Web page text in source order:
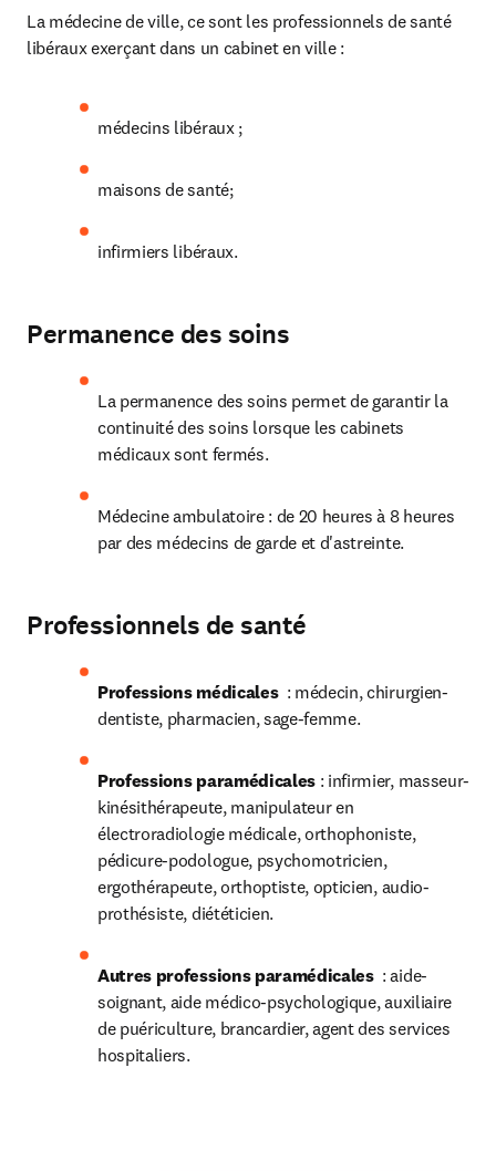
La médecine de ville, ce sont les professionnels de santé
libéraux exerçant dans un cabinet en ville :
médecins libéraux ;
maisons de santé;
infirmiers libéraux.
Permanence des soins
La permanence des soins permet de garantir la
continuité des soins lorsque les cabinets
médicaux sont fermés.
Médecine ambulatoire : de 20 heures à 8 heures
par des médecins de garde et d'astreinte.
Professionnels de santé
Professions médicales : médecin, chirurgien-
dentiste, pharmacien, sage-femme.
Professions paramédicales : infirmier, masseur-
kinésithérapeute, manipulateur en
électroradiologie médicale, orthophoniste,
pédicure-podologue, psychomotricien,
ergothérapeute, orthoptiste, opticien, audio-
prothésiste, diététicien.
Autres professions paramédicales : aide-
soignant, aide médico-psychologique, auxiliaire
de puériculture, brancardier, agent des services
hospitaliers.